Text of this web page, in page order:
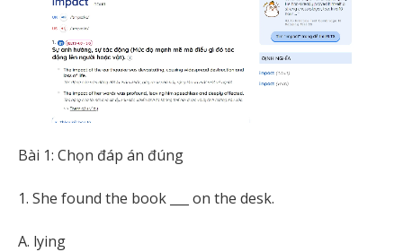
Bài 1: Chọn đáp án đúng
1. She found the book ___ on the desk.
A. lying